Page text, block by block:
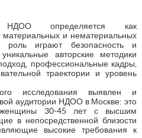
НДОО определяется как
и нематериальных
роль играют безопасность и
авторские методики
профессиональные кадры,
траектории и уровень
исследования выявлен и
аудитории НДОО в Москве: это
женщины 30-45 лет с высшим
в непосредственной близости
высокие требования к